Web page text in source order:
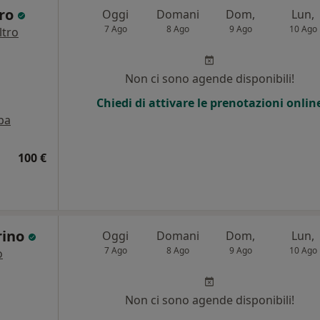
100 €
Oggi
7 Ago
Domani
8 Ago
Dom,
9 Ago
Lun,
10 Ago
Non ci sono agende disponibili!
Chiedi di attivare le prenotazioni
Oggi
7 Ago
Domani
8 Ago
Dom,
9 Ago
Lun,
10 Ago
Non ci sono agende disponibili!